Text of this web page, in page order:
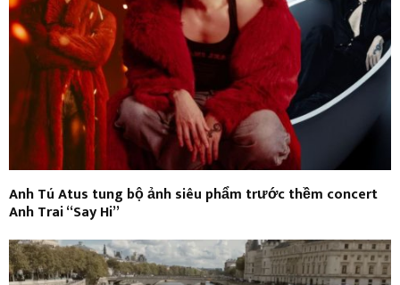
Anh Tú Atus tung bộ ảnh siêu phẩm trước thềm concert
Anh Trai “Say Hi”